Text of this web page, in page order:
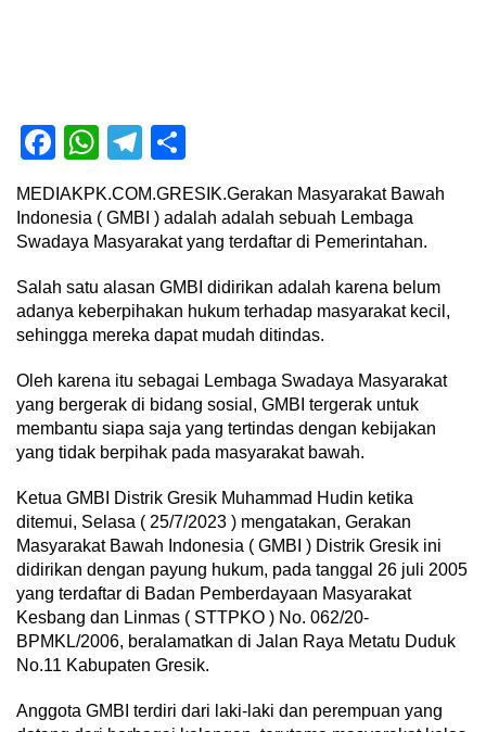
Facebook
WhatsApp
Telegram
MEDIAKPK.COM.GRESIK.Gerakan Masyarakat Bawah
Indonesia ( GMBI ) adalah adalah sebuah Lembaga
Swadaya Masyarakat yang terdaftar di Pemerintahan.
Salah satu alasan GMBI didirikan adalah karena belum
adanya keberpihakan hukum terhadap masyarakat kecil,
sehingga mereka dapat mudah ditindas.
Oleh karena itu sebagai Lembaga Swadaya Masyarakat
yang bergerak di bidang sosial, GMBI tergerak untuk
membantu siapa saja yang tertindas dengan kebijakan
yang tidak berpihak pada masyarakat bawah.
Ketua GMBI Distrik Gresik Muhammad Hudin ketika
ditemui, Selasa ( 25/7/2023 ) mengatakan, Gerakan
Masyarakat Bawah Indonesia ( GMBI ) Distrik Gresik ini
didirikan dengan payung hukum, pada tanggal 26 juli 2005
yang terdaftar di Badan Pemberdayaan Masyarakat
Kesbang dan Linmas ( STTPKO ) No. 062/20-
BPMKL/2006, beralamatkan di Jalan Raya Metatu Duduk
No.11 Kabupaten Gresik.
Anggota GMBI terdiri dari laki-laki dan perempuan yang